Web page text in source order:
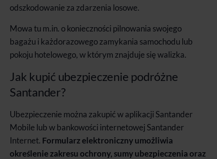
odszkodowanie za zdarzenia losowe.
Mowa tu m.in. o konieczności pilnowania swojego
bagażu i każdorazowego zamykania samochodu lub
pokoju hotelowego, w którym znajduje się walizka.
Jak kupić ubezpieczenie podróżne
Santander?
Ubezpieczenie można zakupić w aplikacji Santander
Mobile lub w bankowości internetowej Santander
Internet. Formularz elektroniczny umożliwia
określenie zakresu ochrony, sumy ubezpieczenia oraz